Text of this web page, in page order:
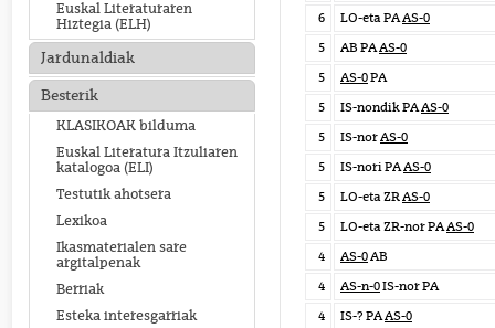
Euskal Literaturaren
Hiztegia (ELH)
Jardunaldiak
Besterik
KLASIKOAK bilduma
Euskal Literatura Itzuliaren
katalogoa (ELI)
Testutik ahotsera
Lexikoa
Ikasmaterialen sare
argitalpenak
Berriak
Esteka interesgarriak
6
LO-eta PAAS-0
5
AB PAAS-0
5
AS-0PA
5
IS-nondik PAAS-0
5
IS-norAS-0
5
IS-nori PAAS-0
5
LO-eta ZRAS-0
5
LO-eta ZR-nor PAAS-0
4
AS-0AB
4
AS-n-0IS-nor PA
4
IS-? PAAS-0